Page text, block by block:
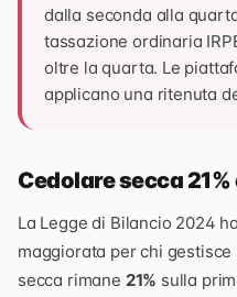
dalla seconda alla
tassazione ordinaria
oltre la quarta. Le
applicano una ritenuta
Cedolare secca 21%
La Legge di Bilancio 2024
maggiorata per chi
secca rimane 21% sulla